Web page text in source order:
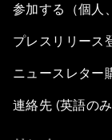
参加する（個人
プレスリリース
ニュースレター
連絡先 (英語の